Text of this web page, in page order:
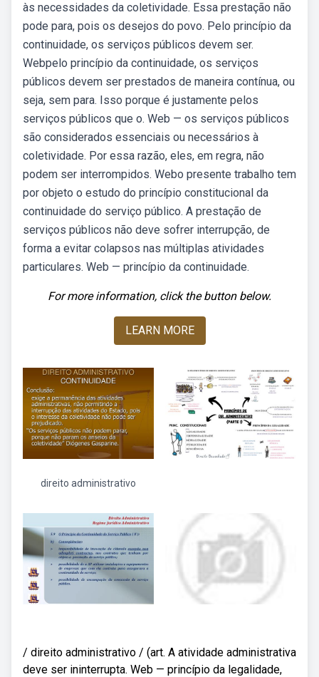
às necessidades da coletividade. Essa prestação não
pode para, pois os desejos do povo. Pelo princípio da
continuidade, os serviços públicos devem ser.
Webpelo princípio da continuidade, os serviços
públicos devem ser prestados de maneira contínua, ou
seja, sem para. Isso porque é justamente pelos
serviços públicos que o. Web — os serviços públicos
são considerados essenciais ou necessários à
coletividade. Por essa razão, eles, em regra, não
podem ser interrompidos. Webo presente trabalho tem
por objeto o estudo do princípio constitucional da
continuidade do serviço público. A prestação de
serviços públicos não deve sofrer interrupção, de
forma a evitar colapsos nas múltiplas atividades
particulares. Web — princípio da continuidade.
For more information, click the button below.
LEARN MORE
direito administrativo
/ direito administrativo / (art. A atividade administrativa
deve ser ininterrupta. Web — princípio da legalidade,